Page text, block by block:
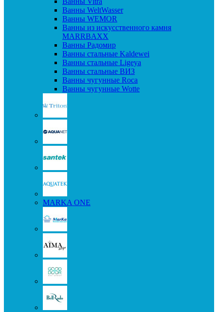
Ванны WeltWasser
Ванны WEMOR
Ванны из искусственного камня
MARRBAXX
Ванны Радомир
Ванны стальные Kaldewei
Ванны стальные Ligeya
Ванны стальные ВИЗ
Ванны чугунные Roca
Ванны чугунные Wotte
MARKA ONE